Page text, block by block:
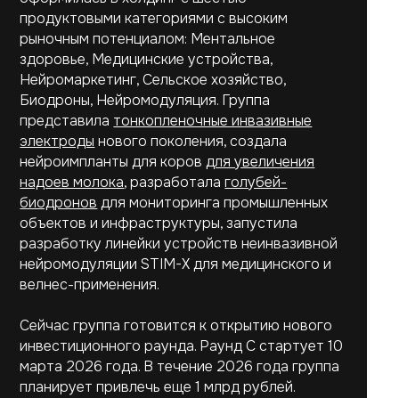
продуктовыми категориями с высоким
рыночным потенциалом: Ментальное
здоровье, Медицинские устройства,
Нейромаркетинг, Сельское хозяйство,
Биодроны, Нейромодуляция. Группа
представила тонкопленочные инвазивные
электроды нового поколения, создала
нейроимпланты для коровдля увеличения
надоев молока, разработалаголубей-
биодронов для мониторинга промышленных
объектов и инфраструктуры, запустила
разработку линейки устройств неинвазивной
нейромодуляции STIM-X для медицинского и
велнес-применения.
Сейчас группа готовится к открытию нового
инвестиционного раунда. Раунд С стартует 10
марта 2026 года. В течение 2026 года группа
планирует привлечь еще 1 млрд рублей.